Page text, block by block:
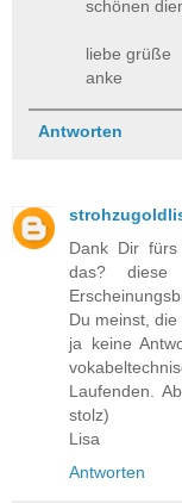
schönen
liebe grüße
anke
Antworten
Dank Dir fürs
das? diese
Du meinst,
ja keine
Laufenden.
stolz)
Lisa
Antworten